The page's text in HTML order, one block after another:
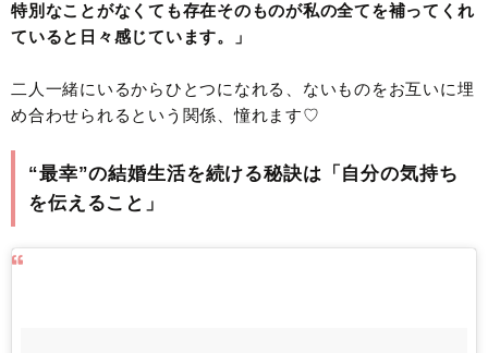
特別なことがなくても存在そのものが私の全てを補ってくれ
ていると日々感じています。」
二人一緒にいるからひとつになれる、ないものをお互いに埋
め合わせられるという関係、憧れます♡
“最幸”の結婚生活を続ける秘訣は「自分の気持ち
を伝えること」